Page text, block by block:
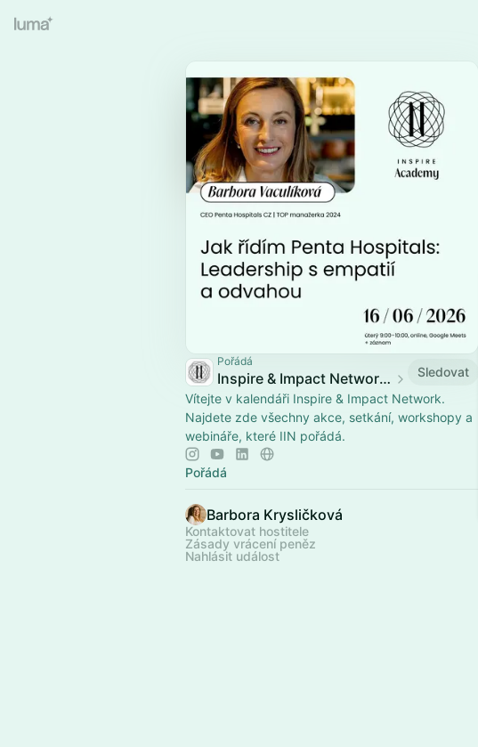
Pořádá
Inspire & Impact Network eventy
Sledovat
Vítejte v kalendáři Inspire & Impact Network.
Najdete zde všechny akce, setkání, workshopy a
webináře, které IIN pořádá.
Pořádá
Barbora Krysličková
Kontaktovat hostitele
Zásady vrácení peněz
Nahlásit událost